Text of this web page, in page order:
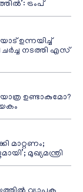
ട്രംപ്
ഉന്നയിച്ച്
നടത്തി എസ്
ഉണ്ടാകുമോ?
മാറ്റണം;
മുഖ്യമന്ത്രി